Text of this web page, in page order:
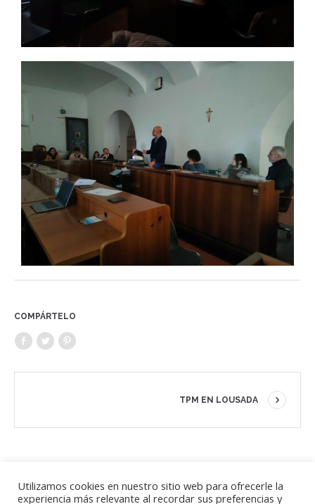
COMPÁRTELO
TPM EN LOUSADA
El apoyo de la Comisión Europea a la elaboración de esta
Utilizamos cookies en nuestro sitio web para ofrecerle la
experiencia más relevante al recordar sus preferencias y